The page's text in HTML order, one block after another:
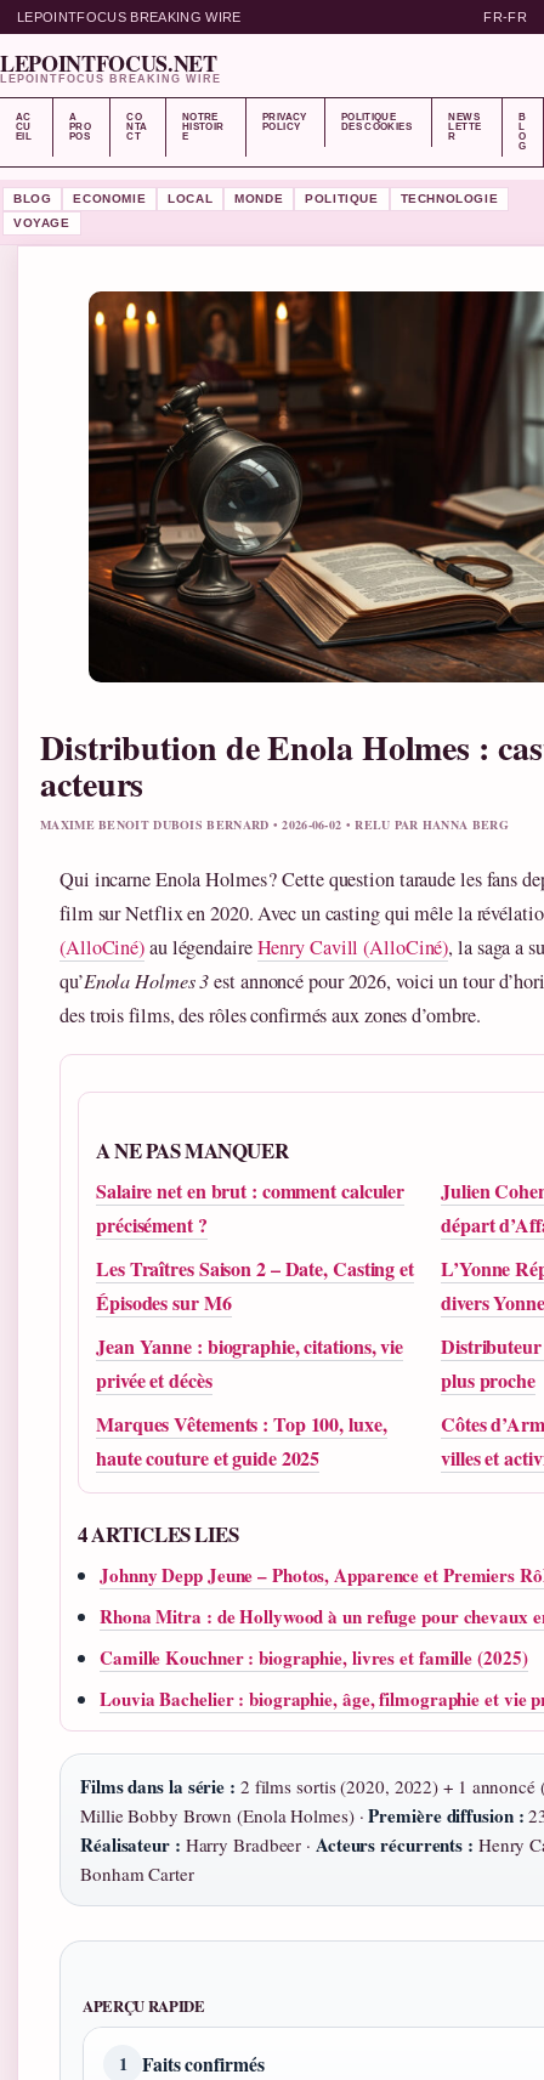
LEPOINTFOCUS BREAKING WIRE FR-FR
LEPOINTFOCUS.NET
LEPOINTFOCUS BREAKING WIRE
AC
CU
EIL
A
PRO
POS
CO
NTA
CT
NOTRE
HISTOIR
E
PRIVACY
POLICY
POLITIQUE
DES COOKIES
NEWS
LETTE
R
B
L
O
G
BLOG ECONOMIE LOCAL MONDE POLITIQUE
TECHNOLOGIE
VOYAGE
Distribution de Enola Holmes :
acteurs
MAXIME BENOIT DUBOIS BERNARD • 2026-06-02 • RELU PAR HANNA BERG
Qui incarne Enola Holmes ? Cette question taraude les fans
film sur Netflix en 2020. Avec un casting qui mêle la
(AlloCiné)au légendaireHenry Cavill (AlloCiné), la saga a
qu’Enola Holmes 3est annoncé pour 2026, voici un tour
des trois films, des rôles confirmés aux zones d’ombre.
A NE PAS MANQUER
Salaire net en brut : comment calculer
précisément ?
Julien
départ
Les Traîtres Saison 2 – Date, Casting et
Épisodes sur M6
L’Yonne
divers Yonne
Jean Yanne : biographie, citations, vie
privée et décès
Distributeur
plus proche
Marques Vêtements : Top 100, luxe,
haute couture et guide 2025
Côtes
villes et
4 ARTICLES LIES
Johnny Depp Jeune – Photos, Apparence et Premiers
Rhona Mitra : de Hollywood à un refuge pour chevaux
Camille Kouchner : biographie, livres et famille (2025)
Louvia Bachelier : biographie, âge, filmographie et vie
Films dans la série : 2 films sortis (2020, 2022) + 1 annoncé
Millie Bobby Brown (Enola Holmes) ·Première diffusion :
Réalisateur : Harry Bradbeer · Acteurs récurrents : Henry
Bonham Carter
APERÇU RAPIDE
1 Faits confirmés